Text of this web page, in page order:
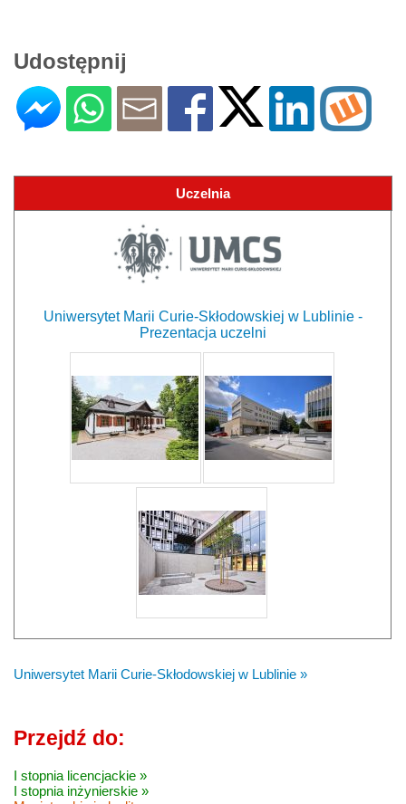
Udostępnij
Uczelnia
Uniwersytet Marii Curie-Skłodowskiej w Lublinie -
Prezentacja uczelni
Uniwersytet Marii Curie-Skłodowskiej w Lublinie »
Przejdź do:
I stopnia licencjackie »
I stopnia inżynierskie »